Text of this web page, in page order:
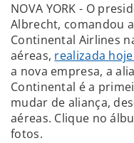
NOVA YORK - O
Albrecht, comandou
Continental Airlines
aéreas, realizada
a nova empresa, a
Continental é a
mudar de aliança,
aéreas. Clique no
fotos.